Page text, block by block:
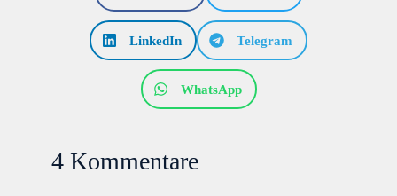
LinkedIn Telegram
WhatsApp
4 Kommentare